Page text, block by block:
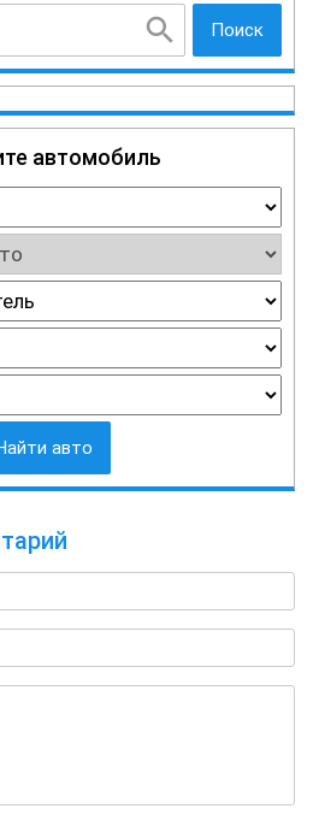
Поиск
автомобиль
авто